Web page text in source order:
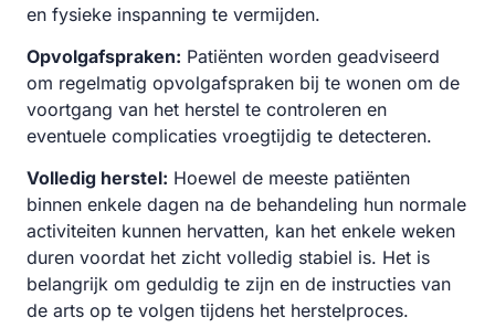
en fysieke inspanning te vermijden.
Opvolgafspraken: Patiënten worden geadviseerd
om regelmatig opvolgafspraken bij te wonen om de
voortgang van het herstel te controleren en
eventuele complicaties vroegtijdig te detecteren.
Volledig herstel: Hoewel de meeste patiënten
binnen enkele dagen na de behandeling hun normale
activiteiten kunnen hervatten, kan het enkele weken
duren voordat het zicht volledig stabiel is. Het is
belangrijk om geduldig te zijn en de instructies van
de arts op te volgen tijdens het herstelproces.